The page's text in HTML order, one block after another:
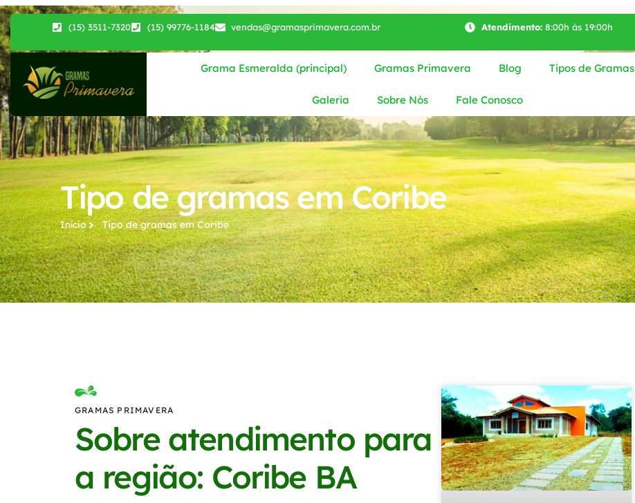
(15) 3511-7320 (15) 99776-1184 vendas@gramasprimavera.com.br Atendimento:8:00h às 19:00h
Grama Esmeralda (principal) Gramas Primavera Blog Tipos de Gramas
Galeria Sobre Nós Fale Conosco
Tipo de gramas em Coribe
Início Tipo de gramas​ em Coribe
GRAMAS PRIMAVERA
Sobre atendimento para
a região: Coribe BA